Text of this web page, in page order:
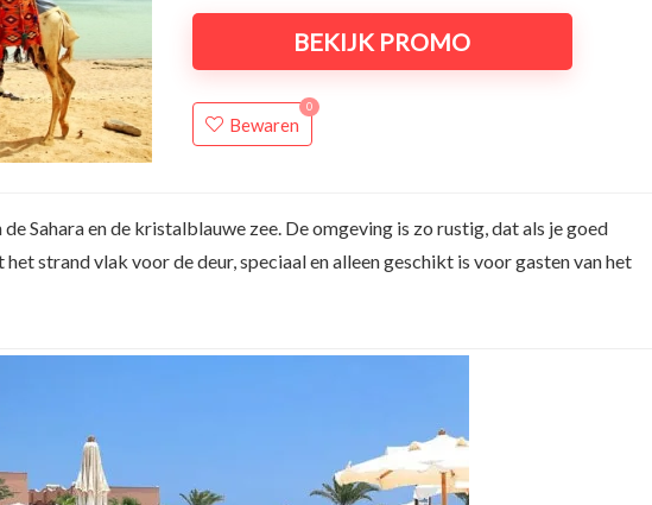
BEKIJK PROMO
Bewaren
0
Sahara en de kristalblauwe zee. De omgeving is zo rustig, dat als je goed
strand vlak voor de deur, speciaal en alleen geschikt is voor gasten van het